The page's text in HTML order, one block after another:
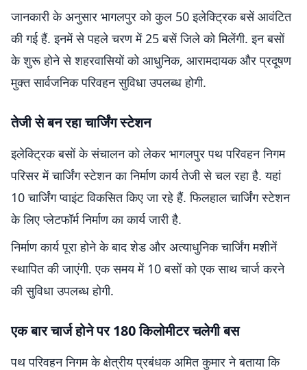
जानकारी के अनुसार भागलपुर को कुल 50 इलेक्ट्रिक बसें आवंटित
की गई हैं. इनमें से पहले चरण में 25 बसें जिले को मिलेंगी. इन बसों
के शुरू होने से शहरवासियों को आधुनिक, आरामदायक और प्रदूषण
मुक्त सार्वजनिक परिवहन सुविधा उपलब्ध होगी.
तेजी से बन रहा चार्जिंग स्टेशन
इलेक्ट्रिक बसों के संचालन को लेकर भागलपुर पथ परिवहन निगम
परिसर में चार्जिंग स्टेशन का निर्माण कार्य तेजी से चल रहा है. यहां
10 चार्जिंग प्वाइंट विकसित किए जा रहे हैं. फिलहाल चार्जिंग स्टेशन
के लिए प्लेटफॉर्म निर्माण का कार्य जारी है.
निर्माण कार्य पूरा होने के बाद शेड और अत्याधुनिक चार्जिंग मशीनें
स्थापित की जाएंगी. एक समय में 10 बसों को एक साथ चार्ज करने
की सुविधा उपलब्ध होगी.
एक बार चार्ज होने पर 180 किलोमीटर चलेगी बस
पथ परिवहन निगम के क्षेत्रीय प्रबंधक अमित कुमार ने बताया कि